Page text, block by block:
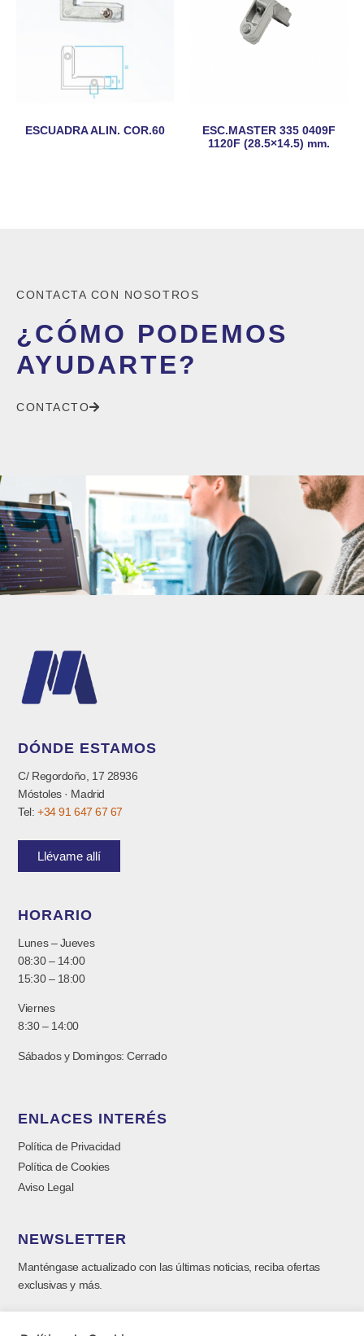
ESCUADRA ALIN. COR.60
ESC.MASTER 335 0409F
1120F (28.5×14.5) mm.
CONTACTA CON NOSOTROS
¿CÓMO PODEMOS
AYUDARTE?
CONTACTO
DÓNDE ESTAMOS
C/ Regordoño, 17 28936
Móstoles · Madrid
Tel:+34 91 647 67 67
Llévame allí
HORARIO
Lunes – Jueves
08:30 – 14:00
15:30 – 18:00
Viernes
8:30 – 14:00
Sábados y Domingos: Cerrado
ENLACES INTERÉS
Política de Privacidad
Política de Cookies
Aviso Legal
NEWSLETTER
Manténgase actualizado con las últimas noticias, reciba ofertas
exclusivas y más.